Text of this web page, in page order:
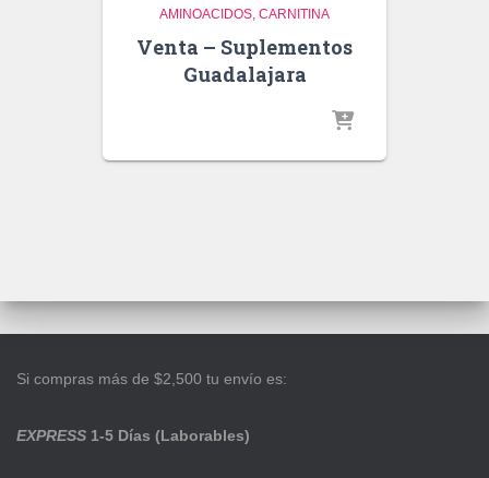
AMINOACIDOS CARNITINA
Venta – Suplementos
Guadalajara
Si compras más de $2,500 tu envío es:
EXPRESS 1-5 Días (Laborables)